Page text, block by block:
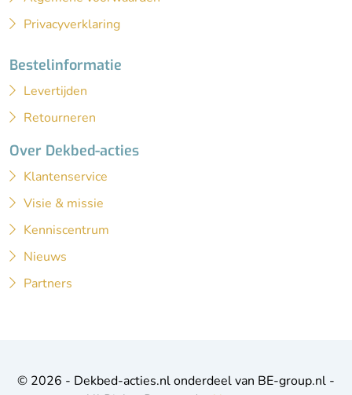
Privacyverklaring
Bestelinformatie
Levertijden
Retourneren
Over Dekbed-acties
Klantenservice
Visie & missie
Kenniscentrum
Nieuws
Partners
© 2026 - Dekbed-acties.nl onderdeel van BE-group.nl -